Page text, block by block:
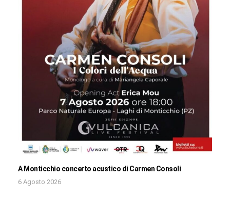
A Monticchio concerto acustico di Carmen Consoli
6 Agosto 2026